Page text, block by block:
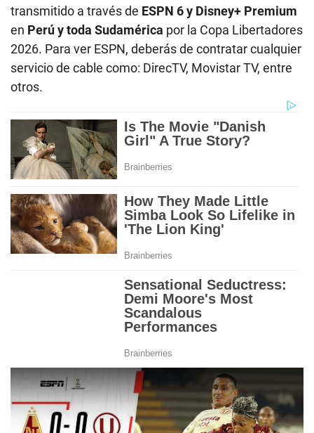
transmitido a través de ESPN 6 y Disney+ Premium
en Perú y toda Sudamérica por la Copa Libertadores
2026. Para ver ESPN, deberás de contratar cualquier
servicio de cable como: DirecTV, Movistar TV, entre
otros.